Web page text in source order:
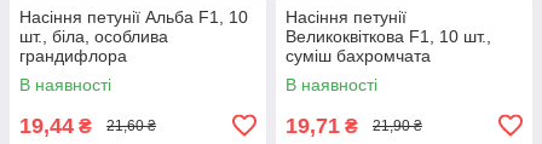
Насіння петунії Альба F1, 10
шт., біла, особлива
грандифлора
В наявності
19,44 ₴ 21,60 ₴
Насіння петунії
Великоквіткова F1, 10 шт.,
суміш бахромчата
В наявності
19,71 ₴ 21,90 ₴